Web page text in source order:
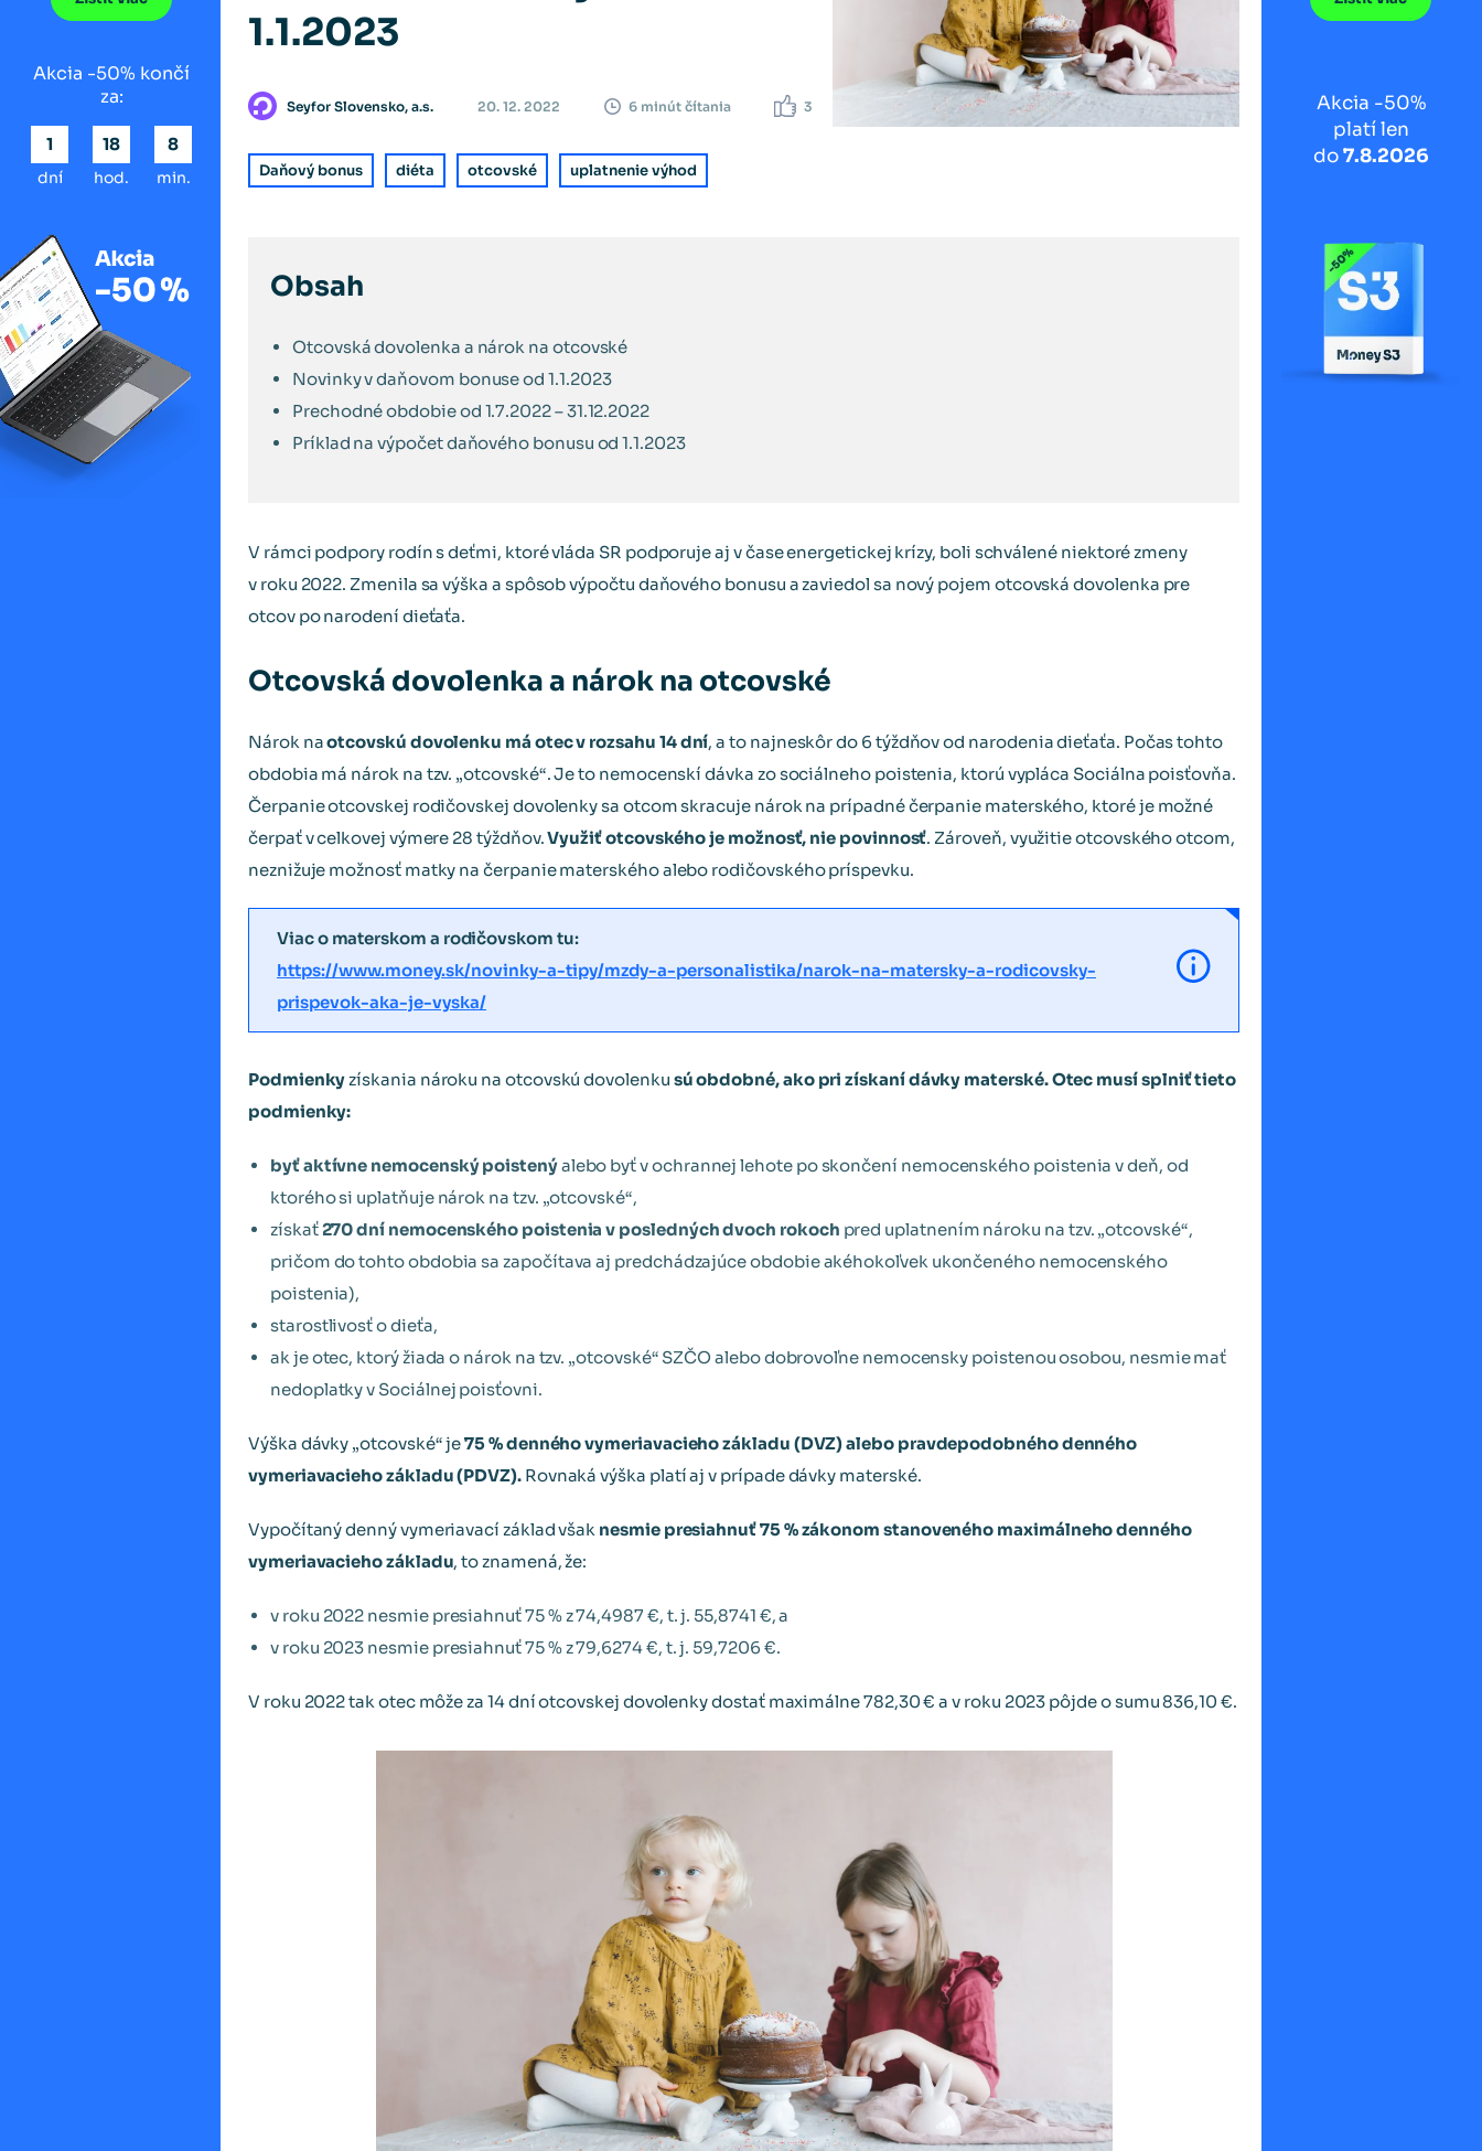
Akcia -50% končí
za:
1
dní
18
hod.
8
min.
1.1.2023
Seyfor Slovensko, a.s. 20. 12. 2022 6 minút čítania 3
Daňový bonus diéta otcovské uplatnenie výhod
Obsah
Otcovská dovolenka a nárok na otcovské
Novinky v daňovom bonuse od 1.1.2023
Prechodné obdobie od 1.7.2022 – 31.12.2022
Príklad na výpočet daňového bonusu od 1.1.2023
V rámci podpory rodín s deťmi, ktoré vláda SR podporuje aj v čase energetickej krízy, boli schválené niektoré zmeny
v roku 2022. Zmenila sa výška a spôsob výpočtu daňového bonusu a zaviedol sa nový pojem otcovská dovolenka pre
otcov po narodení dieťaťa.
Otcovská dovolenka a nárok na otcovské
Nárok naotcovskú dovolenku má otec v rozsahu 14 dní, a to najneskôr do 6 týždňov od narodenia dieťaťa. Počas tohto
obdobia má nárok na tzv. „otcovské“. Je to nemocenskí dávka zo sociálneho poistenia, ktorú vypláca Sociálna poisťovňa.
Čerpanie otcovskej rodičovskej dovolenky sa otcom skracuje nárok na prípadné čerpanie materského, ktoré je možné
čerpať v celkovej výmere 28 týždňov.Využiť otcovského je možnosť, nie povinnosť. Zároveň, využitie otcovského otcom,
neznižuje možnosť matky na čerpanie materského alebo rodičovského príspevku.
Viac o materskom a rodičovskom tu:
https://www.money.sk/novinky-a-tipy/mzdy-a-personalistika/narok-na-matersky-a-rodicovsky-
prispevok-aka-je-vyska/
Podmienkyzískania nároku na otcovskú dovolenku sú obdobné, ako pri získaní dávky materské. Otec musí splniť tieto
podmienky:
byť aktívne nemocenský poistenýalebo byť v ochrannej lehote po skončení nemocenského poistenia v deň, od
ktorého si uplatňuje nárok na tzv. „otcovské“,
získať270 dní nemocenského poistenia v posledných dvoch rokoch pred uplatnením nároku na tzv. „otcovské“,
pričom do tohto obdobia sa započítava aj predchádzajúce obdobie akéhokoľvek ukončeného nemocenského
poistenia),
starostlivosť o dieťa,
ak je otec, ktorý žiada o nárok na tzv. „otcovské“ SZČO alebo dobrovoľne nemocensky poistenou osobou, nesmie mať
nedoplatky v Sociálnej poisťovni.
Výška dávky „otcovské“ je75 % denného vymeriavacieho základu (DVZ) alebo pravdepodobného denného
vymeriavacieho základu (PDVZ).Rovnaká výška platí aj v prípade dávky materské.
Vypočítaný denný vymeriavací základ však nesmie presiahnuť 75 % zákonom stanoveného maximálneho denného
vymeriavacieho základu, to znamená, že:
v roku 2022 nesmie presiahnuť 75 % z 74,4987 €, t. j. 55,8741 €, a
v roku 2023 nesmie presiahnuť 75 % z 79,6274 €, t. j. 59,7206 €.
V roku 2022 tak otec môže za 14 dní otcovskej dovolenky dostať maximálne 782,30 € a v roku 2023 pôjde o sumu 836,10 €.
Akcia -50%
platí len
do7.8.2026